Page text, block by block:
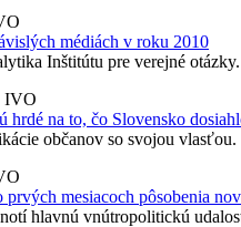
médiách v roku 2010
Inštitútu pre verejné otázky.
IVO
hrdé na to, čo Slovensko
občanov so svojou vlasťou.
mesiacoch pôsobenia
hlavnú vnútropolitickú